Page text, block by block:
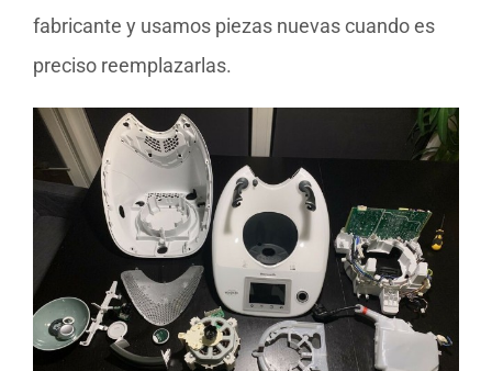
fabricante y usamos piezas nuevas cuando es
preciso reemplazarlas.